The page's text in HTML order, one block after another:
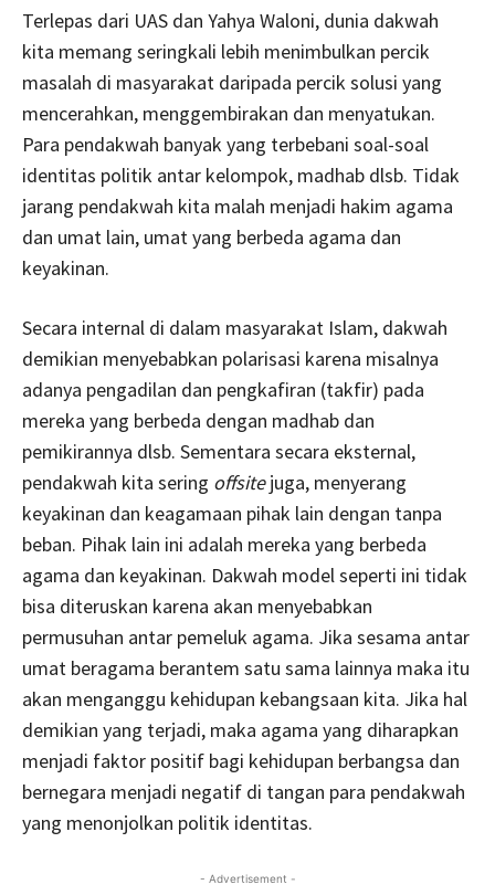
Terlepas dari UAS dan Yahya Waloni, dunia dakwah
kita memang seringkali lebih menimbulkan percik
masalah di masyarakat daripada percik solusi yang
mencerahkan, menggembirakan dan menyatukan.
Para pendakwah banyak yang terbebani soal-soal
identitas politik antar kelompok, madhab dlsb. Tidak
jarang pendakwah kita malah menjadi hakim agama
dan umat lain, umat yang berbeda agama dan
keyakinan.
Secara internal di dalam masyarakat Islam, dakwah
demikian menyebabkan polarisasi karena misalnya
adanya pengadilan dan pengkafiran (takfir) pada
mereka yang berbeda dengan madhab dan
pemikirannya dlsb. Sementara secara eksternal,
pendakwah kita sering offsitejuga, menyerang
keyakinan dan keagamaan pihak lain dengan tanpa
beban. Pihak lain ini adalah mereka yang berbeda
agama dan keyakinan. Dakwah model seperti ini tidak
bisa diteruskan karena akan menyebabkan
permusuhan antar pemeluk agama. Jika sesama antar
umat beragama berantem satu sama lainnya maka itu
akan menganggu kehidupan kebangsaan kita. Jika hal
demikian yang terjadi, maka agama yang diharapkan
menjadi faktor positif bagi kehidupan berbangsa dan
bernegara menjadi negatif di tangan para pendakwah
yang menonjolkan politik identitas.
- Advertisement -